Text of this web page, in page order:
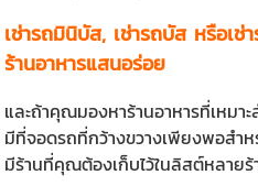
เช่ารถมินิบัส, เช่ารถบัส หรือเช่
ร้านอาหารแสนอร่อย
และถ้าคุณมองหาร้านอาหารที่เหมา
มีที่จอดรถที่กว้างขวางเพียงพอสำ
มีร้านที่คุณต้องเก็บไว้ในลิสต์หลายร้